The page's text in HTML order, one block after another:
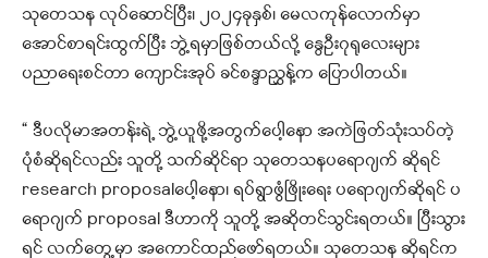
သုတေသန လုပ်ဆောင်ပြီး၊ ၂၀၂၄ခုနှစ်၊ မေလကုန်လောက်မှာ
အောင်စာရင်းထွက်ပြီး ဘွဲ့ရမှာဖြစ်တယ်လို့ နွေဦးဂုရုလေးများ
ပညာရေးစင်တာ ကျောင်းအုပ် ခင်စန္ဒာညွှန့်က ပြောပါတယ်။
“ ဒီပလိုမာအတန်းရဲ့ ဘွဲ့ယူဖို့အတွက်ပေါ့နော အကဲဖြတ်သုံးသပ်တဲ့
ပုံစံဆိုရင်လည်း သူတို့ သက်ဆိုင်ရာ သုတေသနပရောဂျက် ဆိုရင်
research proposalပေါ့နော၊ ရပ်ရွာဖွံဖြိုးရေး ပရောဂျက်ဆိုရင် ပ
ရောဂျက် proposal ဒီဟာကို သူတို့ အဆိုတင်သွင်းရတယ်။ ပြီးသွား
ရင် လက်တွေ့မှာ အကောင်ထည်ဖော်ရတယ်။ သုတေသန ဆိုရင်က